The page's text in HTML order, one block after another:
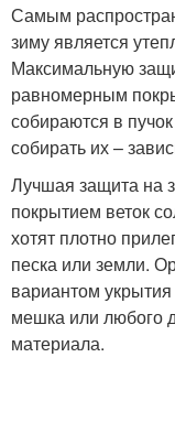
Самым
зиму является
Максимальную
равномерным
собираются в
собирать их –
Лучшая защита на
покрытием веток
хотят плотно
песка или земли.
вариантом
мешка или любого
материала.